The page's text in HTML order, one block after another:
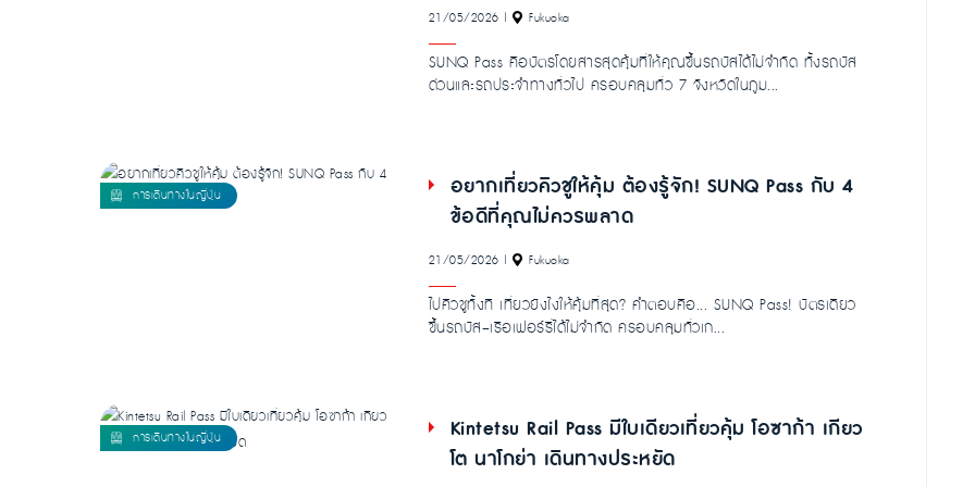
21/05/2026 | Fukuoka
SUNQ Pass คือบัตรโดยสารสุดคุ้มที่ให้คุณขึ้นรถบัสได้ไม่จำกัด ทั้งรถบัส
ด่วนและรถประจำทางทั่วไป ครอบคลุมทั่ว 7 จังหวัดในภูม...
อยากเที่ยวคิวชูให้คุ้ม ต้องรู้จัก! SUNQ Pass กับ 4
ข้อดีที่คุณไม่ควรพลาด
21/05/2026 | Fukuoka
ไปคิวชูทั้งที เที่ยวยังไงให้คุ้มที่สุด? คำตอบคือ... SUNQ Pass! บัตรเดียว
ขึ้นรถบัส–เรือเฟอร์รี่ได้ไม่จำกัด ครอบคลุมทั่วเก...
Kintetsu Rail Pass มีใบเดียวเที่ยวคุ้ม โอซาก้า เกียว
โต นาโกย่า เดินทางประหยัด